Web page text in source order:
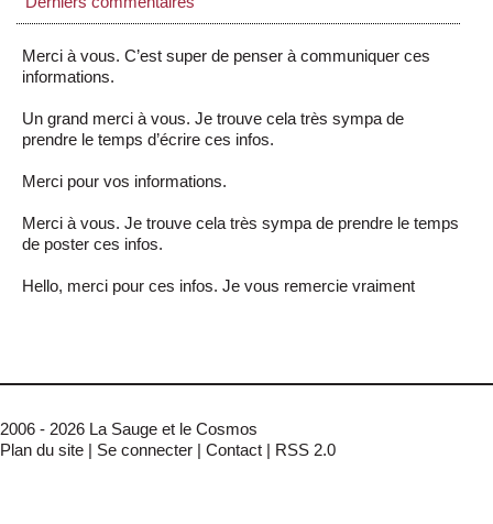
Merci à vous. C’est super de penser à communiquer ces
informations.
Un grand merci à vous. Je trouve cela très sympa de
prendre le temps d’écrire ces infos.
Merci pour vos informations.
Merci à vous. Je trouve cela très sympa de prendre le temps
de poster ces infos.
Hello, merci pour ces infos. Je vous remercie vraiment
2006 - 2026 La Sauge et le Cosmos
Plan du site | Se connecter | Contact | RSS 2.0